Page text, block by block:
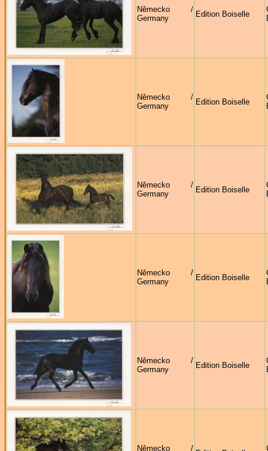
Německo /
Germany
Edition Boiselle
Německo /
Germany
Edition Boiselle
Německo /
Germany
Edition Boiselle
Německo /
Germany
Edition Boiselle
Německo /
Germany
Edition Boiselle
Německo /